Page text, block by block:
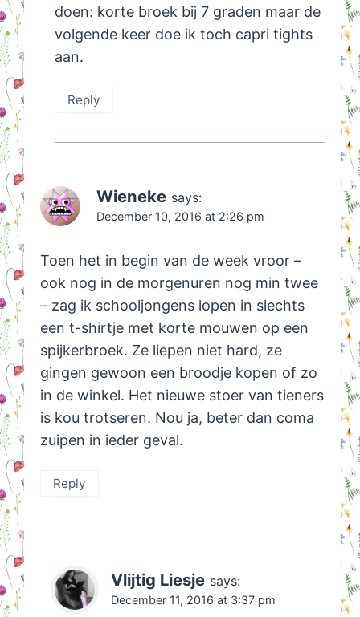
doen: korte broek bij 7 graden maar de
volgende keer doe ik toch capri tights
aan.
Reply
Wieneke says:
December 10, 2016 at 2:26 pm
Toen het in begin van de week vroor –
ook nog in de morgenuren nog min twee
– zag ik schooljongens lopen in slechts
een t-shirtje met korte mouwen op een
spijkerbroek. Ze liepen niet hard, ze
gingen gewoon een broodje kopen of zo
in de winkel. Het nieuwe stoer van tieners
is kou trotseren. Nou ja, beter dan coma
zuipen in ieder geval.
Reply
Vlijtig Liesje says:
December 11, 2016 at 3:37 pm